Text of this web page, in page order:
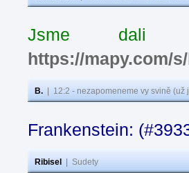
Jsme dali
https://mapy.com/
B. 12:2 - nezapomeneme vy svině
Frankenstein:
Ribisel Sudety